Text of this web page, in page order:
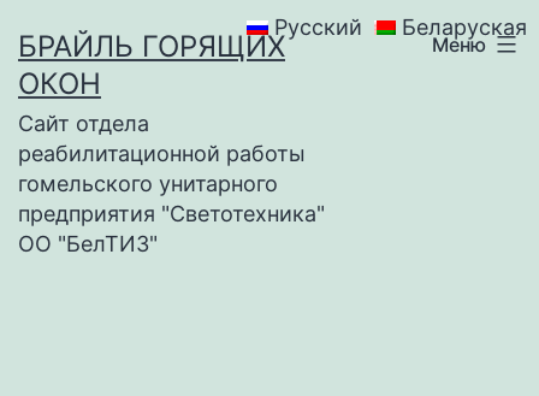
содержимому
БРАЙЛЬ ГОРЯЩИХ
ОКОН
Сайт отдела
реабилитационной работы
гомельского унитарного
предприятия "Светотехника"
ОО "БелТИЗ"
Меню
Русский Беларуская